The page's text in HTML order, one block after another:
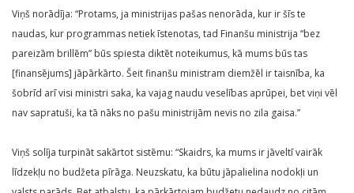
Viņš norādīja: “Protams, ja ministrijas pašas nenorāda, kur ir šīs te
naudas, kur programmas netiek īstenotas, tad Finanšu ministrija “bez
pareizām brillēm” būs spiesta diktēt noteikumus, kā mums būs tas
[finansējums] jāpārkārto. Šeit finanšu ministram diemžēl ir taisnība, ka
šobrīd arī visi ministri saka, ka vajag naudu veselības aprūpei, bet viņi vēl
nav sapratuši, ka tā nāks no pašu ministrijām nevis no zila gaisa.”
Viņš solīja turpināt sakārtot sistēmu: “Skaidrs, ka mums ir jāveltī vairāk
līdzekļu no budžeta pīrāga. Neuzskatu, ka būtu jāpalielina nodokļi un